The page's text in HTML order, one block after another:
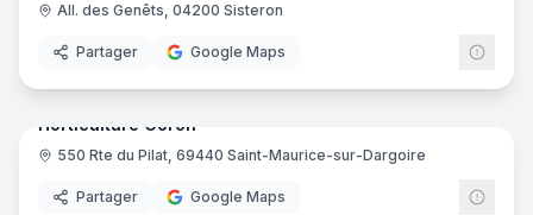
All. des Genêts, 04200 Sisteron
Partager Google Maps
Horticulture Coron
550 Rte du Pilat, 69440 Saint-Maurice-sur-Dargoire
Partager Google Maps